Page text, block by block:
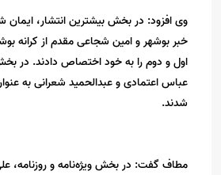
وی افزود: در بخش بیشترین انتشار، ایمان
خبر بوشهر و امین شجاعی مقدم از کرانه
اول و دوم را به خود اختصاص دادند. در
عباس اعتمادی و عبدالحمید شعرانی به
شدند.
مطاف گفت: در بخش ویژه‌نامه و روزنامه،